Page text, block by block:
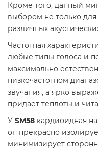
Кроме того, данный
выбором не только
различных
Частотная
любые типы голоса и
максимально
низкочастотном
звучания, а ярко
придает теплоты и
У SM58 кардиоидная
он прекрасно
минимизирует